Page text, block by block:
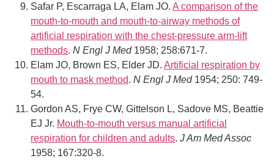
Safar P, Escarraga LA, Elam JO. A comparison of the
mouth-to-mouth and mouth-to-airway methods of
artificial respiration with the chest-pressure arm-lift
methods. N Engl J Med1958; 258:671-7.
Elam JO, Brown ES, Elder JD. Artificial respiration by
mouth to mask method. N Engl J Med1954; 250: 749-
54.
Gordon AS, Frye CW, Gittelson L, Sadove MS, Beattie
EJ Jr. Mouth-to-mouth versus manual artificial
respiration for children and adults. J Am Med Assoc
1958; 167:320-8.